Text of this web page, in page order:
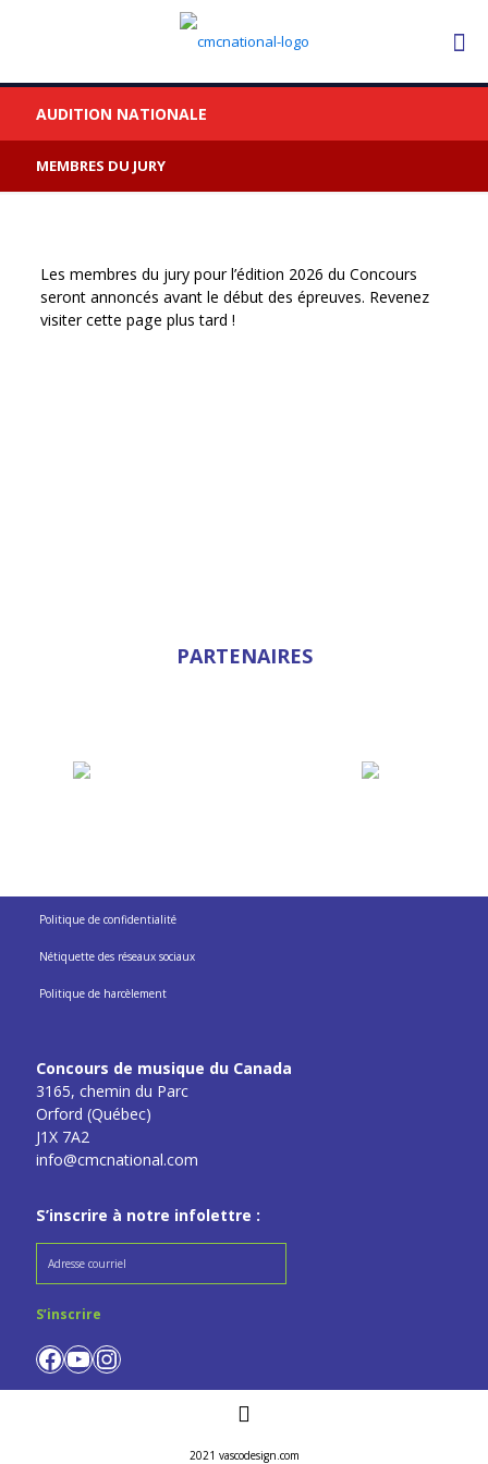
AUDITION NATIONALE
MEMBRES DU JURY
Les membres du jury pour l’édition 2026 du Concours
seront annoncés avant le début des épreuves. Revenez
visiter cette page plus tard !
PARTENAIRES
Politique de confidentialité
Nétiquette des réseaux sociaux
Politique de harcèlement
Concours de musique du Canada
3165, chemin du Parc
Orford (Québec)
J1X 7A2
info@cmcnational.com
S’inscrire à notre infolettre :
Facebook
YouTube
Instagram
2021 vascodesign.com